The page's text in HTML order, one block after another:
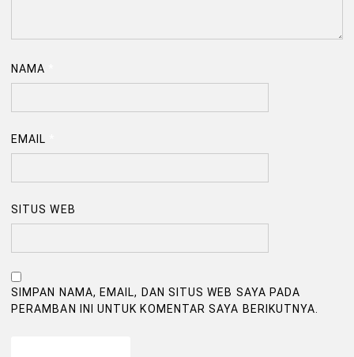
NAMA
EMAIL
SITUS WEB
SIMPAN NAMA, EMAIL, DAN SITUS WEB SAYA PADA
PERAMBAN INI UNTUK KOMENTAR SAYA BERIKUTNYA.